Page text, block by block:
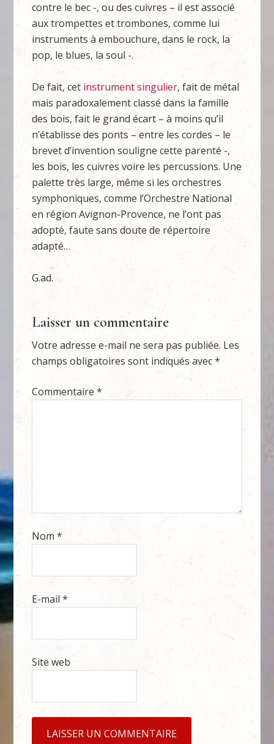
contre le bec -, ou des cuivres – il est associé
aux trompettes et trombones, comme lui
instruments à embouchure, dans le rock, la
pop, le blues, la soul -.
De fait, cet instrument singulier, fait de métal
mais paradoxalement classé dans la famille
des bois, fait le grand écart – à moins qu’il
n’établisse des ponts – entre les cordes – le
brevet d’invention souligne cette parenté -,
les bois, les cuivres voire les percussions. Une
palette très large, même si les orchestres
symphoniques, comme l’Orchestre National
en région Avignon-Provence, ne l’ont pas
adopté, faute sans doute de répertoire
adapté…
G.ad.
Laisser un commentaire
Votre adresse e-mail ne sera pas publiée. Les
champs obligatoires sont indiqués avec*
Commentaire*
Nom*
E-mail*
Site web